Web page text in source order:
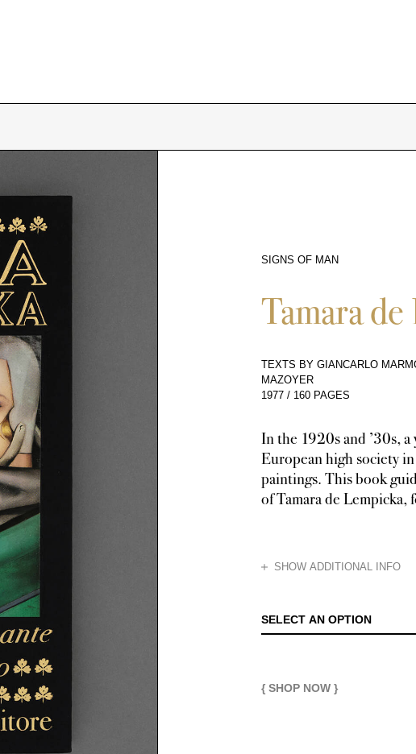
SIGNS OF MAN
Tamara
TEXTS BY GIANCARLO
MAZOYER
1977 / 160 PAGES
In the 1920s and ’30s,
European high society
paintings. This book
of Tamara de Lempicka,
SHOW ADDITIONAL INFO
A young, beautiful Polish
SELECT AN OPTION
{ SHOP NOW }